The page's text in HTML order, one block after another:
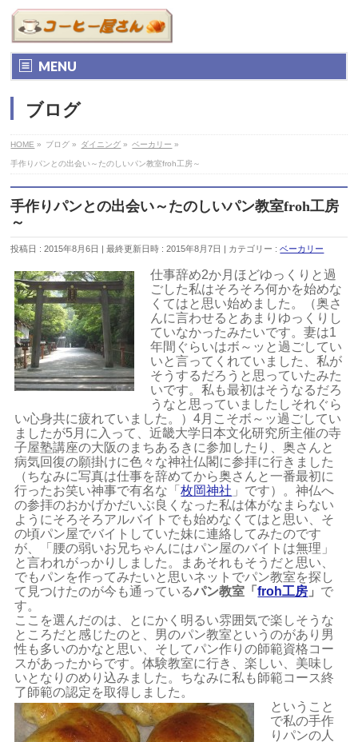
MENU
ブログ
HOME » ブログ » ダイニング » ベーカリー »
手作りパンとの出会い～たのしいパン教室froh工房～
手作りパンとの出会い～たのしいパン教室froh工房
～
投稿日 : 2015年8月6日 最終更新日時 : 2015年8月7日 カテゴリー :ベーカリー
仕事辞め2か月ほどゆっくりと過
ごした私はそろそろ何かを始めな
くてはと思い始めました。（奥さ
んに言わせるとあまりゆっくりし
ていなかったみたいです。妻は1
年間ぐらいはボ～ッと過ごしてい
いと言ってくれていました、私が
そうするだろうと思っていたみた
いです。私も最初はそうなるだろ
うなと思っていましたしそれぐら
い心身共に疲れていました。）4月こそボ～ッ過ごしてい
ましたが5月に入って、近畿大学日本文化研究所主催の寺
子屋塾講座の大阪のまちあるきに参加したり、奥さんと
病気回復の願掛けに色々な神社仏閣に参拝に行きました
（ちなみに写真は仕事を辞めてから奥さんと一番最初に
行ったお笑い神事で有名な「枚岡神社 」です）。神仏へ
の参拝のおかげかだいぶ良くなった私は体がなまらない
ようにそろそろアルバイトでも始めなくてはと思い、そ
の頃パン屋でバイトしていた妹に連絡してみたのです
が、「腰の弱いお兄ちゃんにはパン屋のバイトは無理」
と言われがっかりしました。まあそれもそうだと思い、
でもパンを作ってみたいと思いネットでパン教室を探し
て見つけたのが今も通っているパン教室「froh工房 」 で
す。
ここを選んだのは、とにかく明るい雰囲気で楽しそうな
ところだと感じたのと、男のパン教室というのがあり男
性も多いのかなと思い、そしてパン作りの師範資格コー
スがあったからです。体験教室に行き、楽しい、美味し
いとなりのめり込みました。ちなみに私も師範コース終
了師範の認定を取得しました。
ということ
で私の手作
りパンの人